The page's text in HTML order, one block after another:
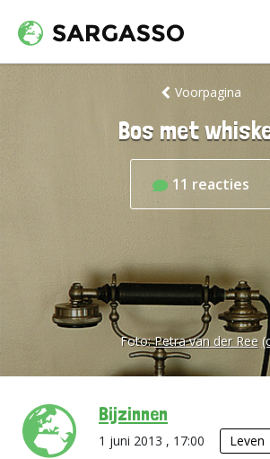
Voorpagina
Bos met
11 reacties
Foto:Petra van der Ree
Bijzinnen
1 juni 2013 , 17:00 Leven